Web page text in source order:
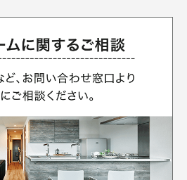
検索
・賃貸経営をご検討の方
営を目指すオーナー様まで、賃貸経営
お届けします。
ォームをご検討の方